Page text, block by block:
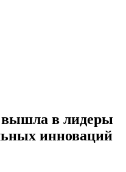
вышла в лидеры
инноваций